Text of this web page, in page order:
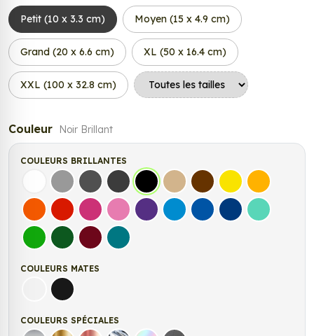
Petit (10 x 3.3 cm) Moyen (15 x 4.9 cm)
Grand (20 x 6.6 cm) XL (50 x 16.4 cm)
XXL (100 x 32.8 cm)
Couleur Noir Brillant
COULEURS BRILLANTES
Blanc Gris Gris FoncéGris Anthracite
Noir Beige Marron Jaune ClairJaune
OrangeRouge FuchsiaRose Violet Bleu clairBleu MoyenBleu FoncéBleu Vert
Vert clairVert FoncéBordeauxTurquoise
COULEURS MATES
Blanc matNoir Mat
COULEURS SPÉCIALES